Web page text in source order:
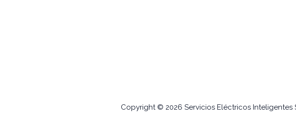
Copyright © 2026 Servicios Eléctricos Inteligentes